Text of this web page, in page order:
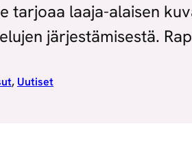
tarjoaa laaja-alaisen
järjestämisestä.
, Uutiset